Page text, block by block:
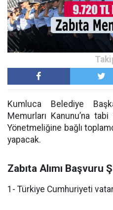
Kumluca Belediye
Memurları Kanunu’na
Yönetmeliğine bağlı
yapacak.
Zabıta Alımı Başvuru
1- Türkiye Cumhuriyeti